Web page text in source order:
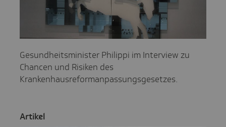
Gesundheitsminister Philippi im Interview zu
Chancen und Risiken des
Krankenhausreformanpassungsgesetzes.
Artikel